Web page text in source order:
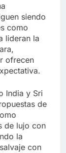
siendo
como
lideran la
ofrecen
India y Sri
de
de lujo con
la
con